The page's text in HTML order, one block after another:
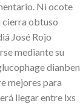
Nì ocote
cierra obtuso
José Rojo
mediante su
dianben
mejores para
llegar entre lxs